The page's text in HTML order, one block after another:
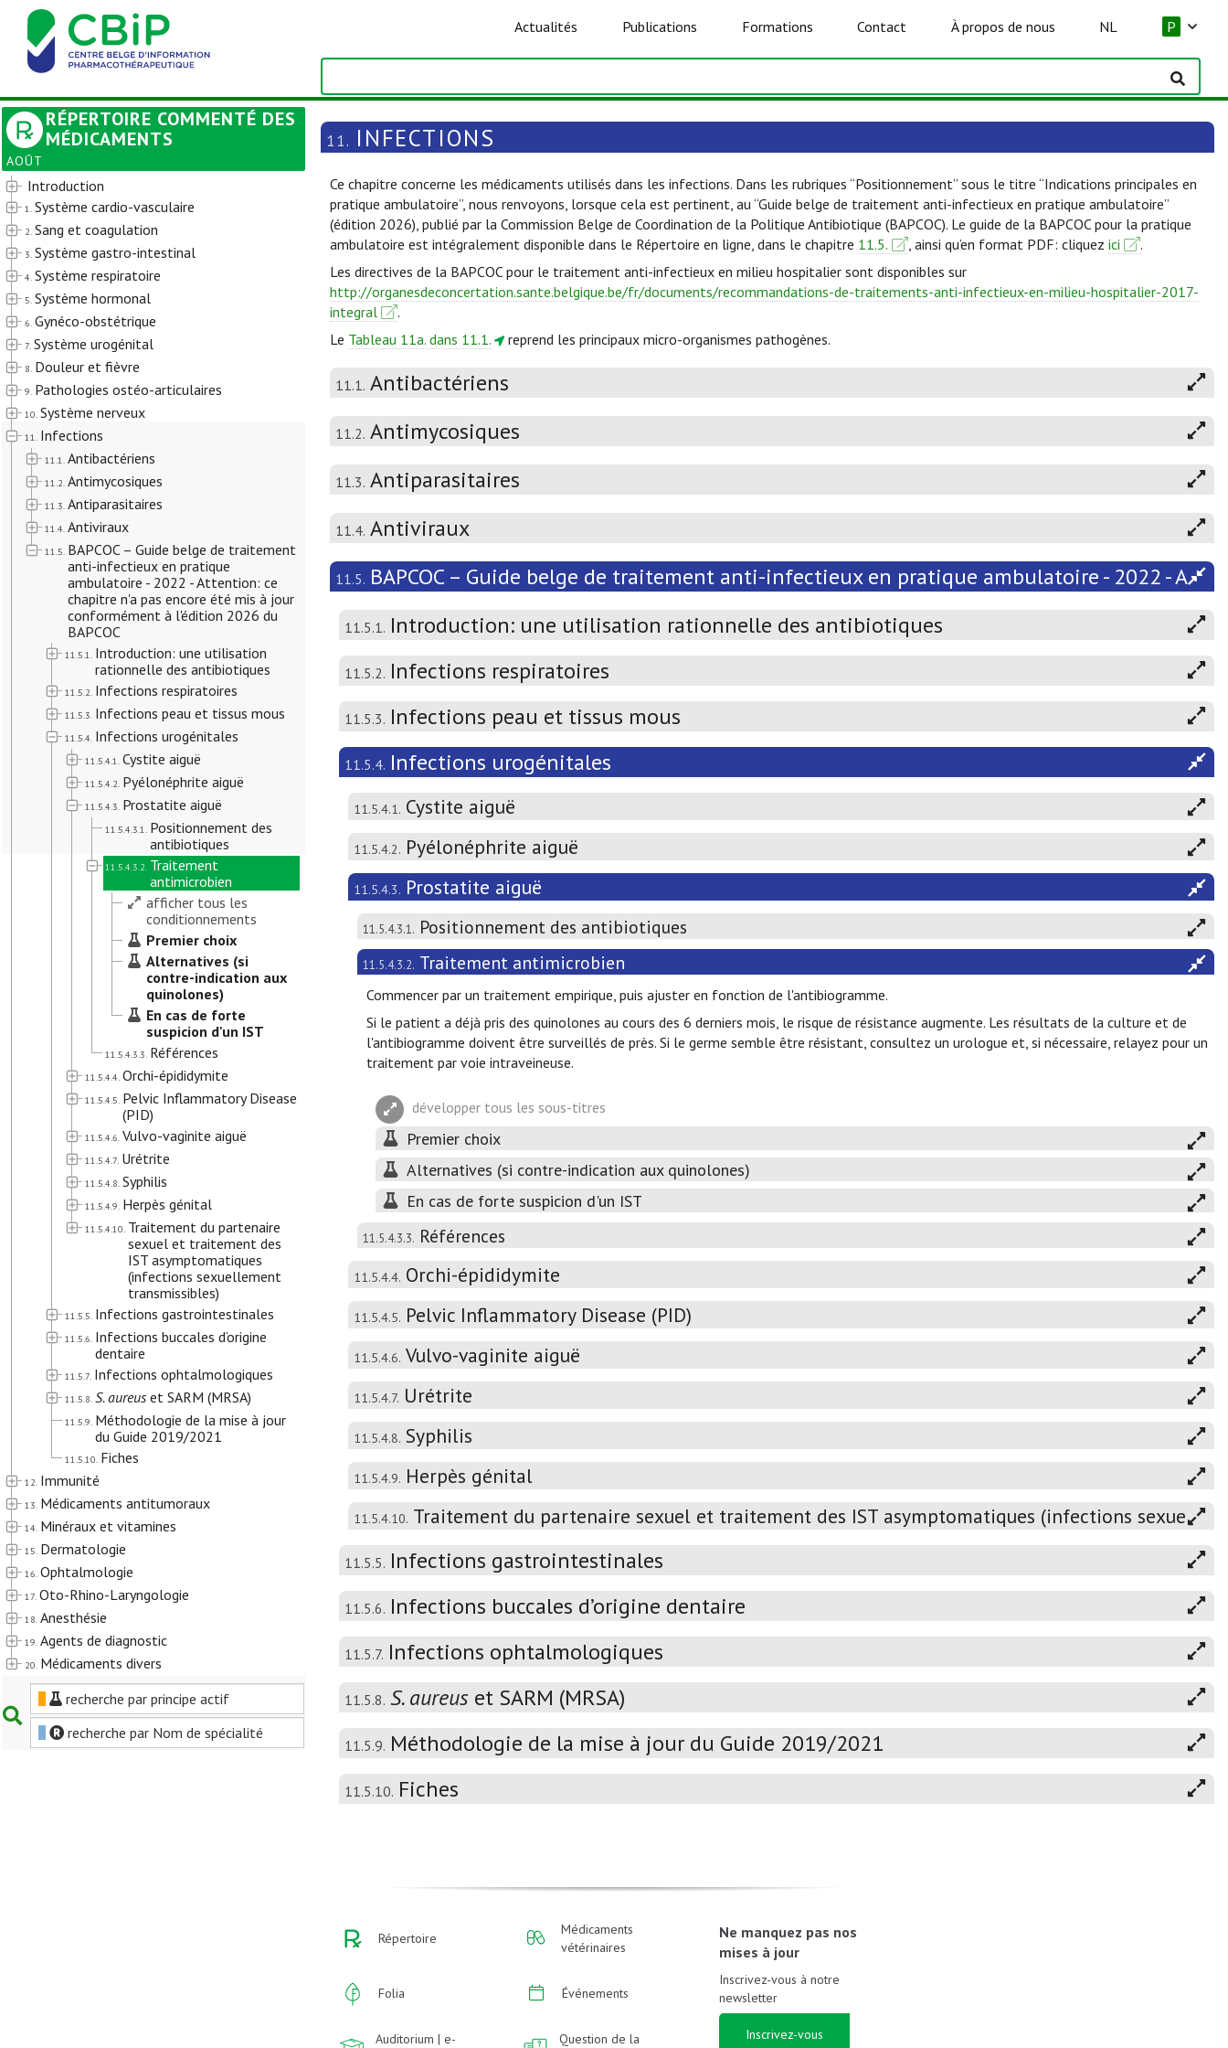
Actualités Publications Formations Contact À propos de nous NL P
RÉPERTOIRE COMMENTÉ DES
MÉDICAMENTS
AOÛT
Introduction
1. Système cardio-vasculaire
2. Sang et coagulation
3. Système gastro-intestinal
4. Système respiratoire
5. Système hormonal
6. Gynéco-obstétrique
7. Système urogénital
8. Douleur et fièvre
9. Pathologies ostéo-articulaires
10. Système nerveux
11. Infections
11.1. Antibactériens
11.2. Antimycosiques
11.3. Antiparasitaires
11.4. Antiviraux
11.5. BAPCOC – Guide belge de traitement
anti-infectieux en pratique
ambulatoire - 2022 - Attention: ce
chapitre n'a pas encore été mis à jour
conformément à l'édition 2026 du
BAPCOC
11.5.1. Introduction: une utilisation
rationnelle des antibiotiques
11.5.2. Infections respiratoires
11.5.3. Infections peau et tissus mous
11.5.4. Infections urogénitales
11.5.4.1. Cystite aiguë
11.5.4.2. Pyélonéphrite aiguë
11.5.4.3. Prostatite aiguë
11.5.4.3.1. Positionnement des
antibiotiques
11.5.4.3.2. Traitement
antimicrobien
afficher tous les
conditionnements
Premier choix
Alternatives (si
contre-indication aux
quinolones)
En cas de forte
suspicion d'un IST
11.5.4.3.3. Références
11.5.4.4. Orchi-épididymite
11.5.4.5. Pelvic Inflammatory Disease
(PID)
11.5.4.6. Vulvo-vaginite aiguë
11.5.4.7. Urétrite
11.5.4.8. Syphilis
11.5.4.9. Herpès génital
11.5.4.10. Traitement du partenaire
sexuel et traitement des
IST asymptomatiques
(infections sexuellement
transmissibles)
11.5.5. Infections gastrointestinales
11.5.6. Infections buccales d’origine
dentaire
11.5.7. Infections ophtalmologiques
11.5.8. S. aureus et SARM (MRSA)
11.5.9. Méthodologie de la mise à jour
du Guide 2019/2021
11.5.10. Fiches
12. Immunité
13. Médicaments antitumoraux
14. Minéraux et vitamines
15. Dermatologie
16. Ophtalmologie
17. Oto-Rhino-Laryngologie
18. Anesthésie
19. Agents de diagnostic
20. Médicaments divers
recherche par principe actif
recherche par Nom de spécialité
11. INFECTIONS
Ce chapitre concerne les médicaments utilisés dans les infections. Dans les rubriques “Positionnement” sous le titre “Indications principales en
pratique ambulatoire”, nous renvoyons, lorsque cela est pertinent, au “Guide belge de traitement anti-infectieux en pratique ambulatoire”
(édition 2026), publié par la Commission Belge de Coordination de la Politique Antibiotique (BAPCOC). Le guide de la BAPCOC pour la pratique
ambulatoire est intégralement disponible dans le Répertoire en ligne, dans le chapitre 11.5. , ainsi qu’en format PDF: cliquez ici
.
Les directives de la BAPCOC pour le traitement anti-infectieux en milieu hospitalier sont disponibles sur
http://organesdeconcertation.sante.belgique.be/fr/documents/recommandations-de-traitements-anti-infectieux-en-milieu-hospitalier-2017-
integral
.
Le Tableau 11a. dans 11.1. reprend les principaux micro-organismes pathogènes.
11.1. Antibactériens
11.2. Antimycosiques
11.3. Antiparasitaires
11.4. Antiviraux
11.5. BAPCOC – Guide belge de traitement anti-infectieux en pratique ambulatoire - 2022 -
11.5.1. Introduction: une utilisation rationnelle des antibiotiques
11.5.2. Infections respiratoires
11.5.3. Infections peau et tissus mous
11.5.4. Infections urogénitales
11.5.4.1. Cystite aiguë
11.5.4.2. Pyélonéphrite aiguë
11.5.4.3. Prostatite aiguë
11.5.4.3.1. Positionnement des antibiotiques
11.5.4.3.2. Traitement antimicrobien
Commencer par un traitement empirique, puis ajuster en fonction de l'antibiogramme.
Si le patient a déjà pris des quinolones au cours des 6 derniers mois, le risque de résistance augmente. Les résultats de la culture et de
l'antibiogramme doivent être surveillés de près. Si le germe semble être résistant, consultez un urologue et, si nécessaire, relayez pour un
traitement par voie intraveineuse.
développer tous les sous-titres
Premier choix
Alternatives (si contre-indication aux quinolones)
En cas de forte suspicion d'un IST
11.5.4.3.3. Références
11.5.4.4. Orchi-épididymite
11.5.4.5. Pelvic Inflammatory Disease (PID)
11.5.4.6. Vulvo-vaginite aiguë
11.5.4.7. Urétrite
11.5.4.8. Syphilis
11.5.4.9. Herpès génital
11.5.4.10. Traitement du partenaire sexuel et traitement des IST asymptomatiques (infections
11.5.5. Infections gastrointestinales
11.5.6. Infections buccales d’origine dentaire
11.5.7. Infections ophtalmologiques
11.5.8. S. aureus et SARM (MRSA)
11.5.9. Méthodologie de la mise à jour du Guide 2019/2021
11.5.10. Fiches
Répertoire
Folia
Auditorium | e-
Médicaments
vétérinaires
Événements
Question de la
Ne manquez pas nos
mises à jour
Inscrivez-vous à notre
newsletter
Inscrivez-vous